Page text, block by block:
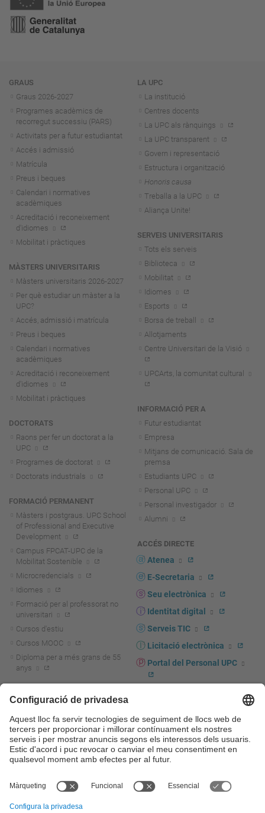
Navegació
GRAUS
Graus 2026-2027
Programes acadèmics de
recorregut successiu (PARS)
Activitats per a futur estudiantat
Accés i admissió
Matrícula
Preus i beques
Calendari i normatives
acadèmiques
Acreditació i reconeixement
d'idiomes
Mobilitat i pràctiques
MÀSTERS UNIVERSITARIS
Màsters universitaris 2026-2027
Per què estudiar un màster a la
UPC?
Accés, admissió i matrícula
Preus i beques
Calendari i normatives
acadèmiques
Acreditació i reconeixement
d'idiomes
Mobilitat i pràctiques
DOCTORATS
Raons per fer un doctorat a la
UPC
Programes de doctorat
Doctorats industrials
FORMACIÓ PERMANENT
Màsters i postgraus. UPC School
of Professional and Executive
Development
Campus FPCAT-UPC de la
Mobilitat Sostenible
Microcredencials
Idiomes
Formació per al professorat no
universitari
Cursos d'estiu
Cursos MOOC
Diploma per a més grans de 55
anys
Actualitat R+D+I
La recerca a la UPC
La transferència, l'emprenedoria i
la innovació a la UPC
Foment i suport a la recerca
transferència, l'emprenedoria i la
Serveis per a empreses
LA UPC
La institució
Centres docents
La UPC als rànquings
La UPC transparent
Govern i representació
Estructura i organització
Honoris causa
Treballa a la UPC
Aliança Unite!
SERVEIS UNIVERSITARIS
Tots els serveis
Biblioteca
Mobilitat
Idiomes
Esports
Borsa de treball
Allotjaments
Centre Universitari de la Visió
UPCArts, la comunitat cultural
INFORMACIÓ PER A
Futur estudiantat
Empresa
Mitjans de comunicació. Sala de
premsa
Estudiants UPC
Personal UPC
Personal investigador
Alumni
ACCÉS DIRECTE
Atenea
E-Secretaria
Seu electrònica
Identitat digital
Serveis TIC
Licitació electrònica
Portal del Personal UPC
UPCshop, marxandatge
Sala de premsa
Seguretat i salut
Autoprotecció i emergències